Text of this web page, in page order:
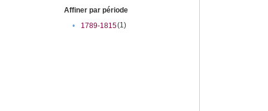
Affiner par période
•
1789-1815(1)